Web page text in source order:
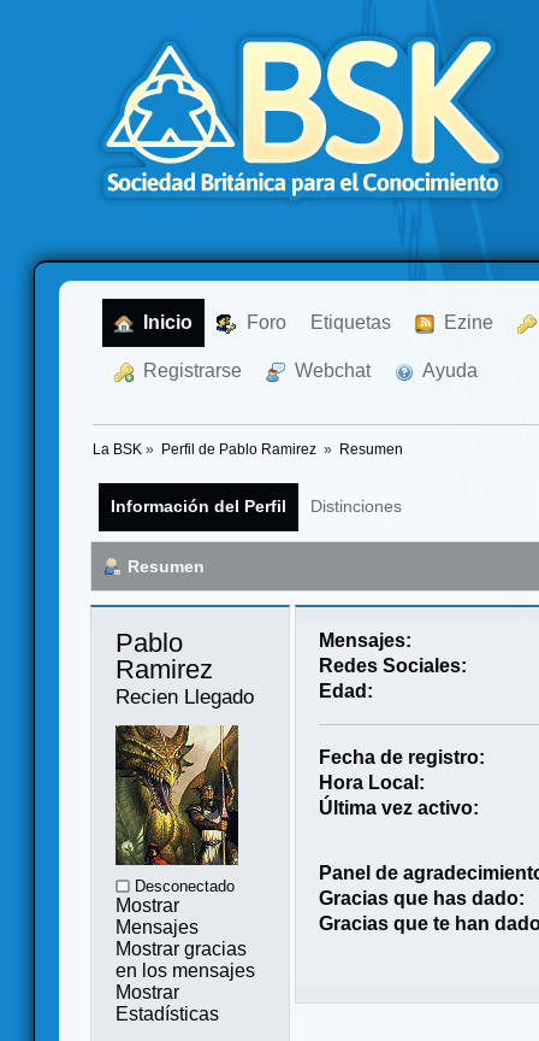
Inicio Foro Etiquetas Ezine
Registrarse Webchat Ayuda
La BSK » Perfil de Pablo Ramirez » Resumen
Información del Perfil Distinciones
Resumen
Pablo
Ramirez
Recien Llegado
Desconectado
Mostrar
Mensajes
Mostrar gracias
en los mensajes
Mostrar
Estadísticas
Mensajes:
Redes Sociales:
Edad:
Fecha de registro:
Hora Local:
Última vez activo:
Panel de
Gracias que has dado:
Gracias que te han